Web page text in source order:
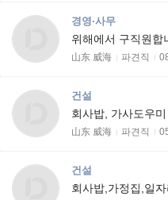
경영·사무
위해에서 구직원합
山东 威海 파견직
건설
회사밥, 가사도우
山东 威海 파견직
건설
회사밥,가정집,일자